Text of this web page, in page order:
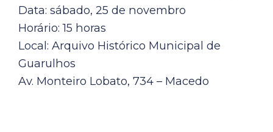
Data: sábado, 25 de novembro
Horário: 15 horas
Local: Arquivo Histórico Municipal de
Guarulhos
Av. Monteiro Lobato, 734 – Macedo